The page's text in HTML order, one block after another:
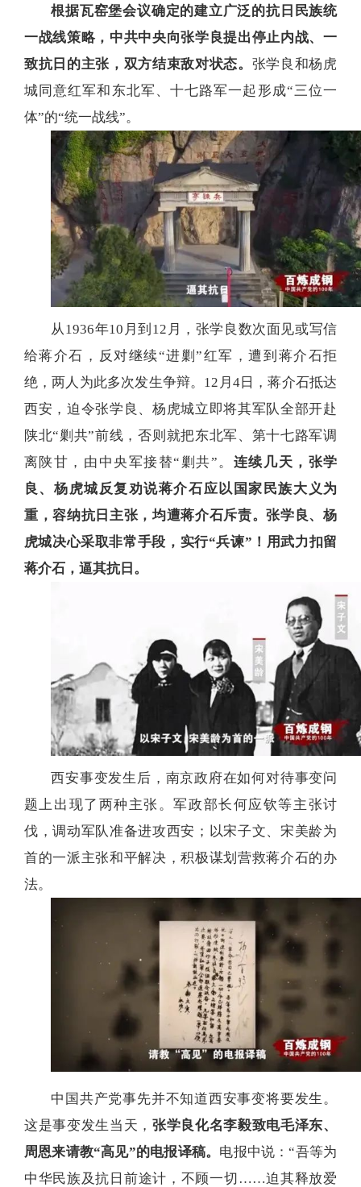
根据瓦窑堡会议确定的建立广泛的抗日民族统
一战线策略，中共中央向张学良提出停止内战、一
致抗日的主张，双方结束敌对状态。 张学良和杨虎
城同意红军和东北军、十七路军一起形成“三位一
体”的“统一战线”。
从1936年10月到12月，张学良数次面见或写信
给蒋介石，反对继续“进剿”红军，遭到蒋介石拒
绝，两人为此多次发生争辩。12月4日，蒋介石抵达
西安，迫令张学良、杨虎城立即将其军队全部开赴
陕北“剿共”前线，否则就把东北军、第十七路军调
离陕甘，由中央军接替“剿共”。 连续几天，张学
良、杨虎城反复劝说蒋介石应以国家民族大义为
重，容纳抗日主张，均遭蒋介石斥责。张学良、杨
虎城决心采取非常手段，实行“兵谏”！用武力扣留
蒋介石，逼其抗日。
西安事变发生后，南京政府在如何对待事变问
题上出现了两种主张。军政部长何应钦等主张讨
伐，调动军队准备进攻西安；以宋子文、宋美龄为
首的一派主张和平解决，积极谋划营救蒋介石的办
法。
中国共产党事先并不知道西安事变将要发生。
这是事变发生当天， 张学良化名李毅致电毛泽东、
周恩来请教“高见”的电报译稿。 电报中说：“吾等为
中华民族及抗日前途计，不顾一切……迫其释放爱